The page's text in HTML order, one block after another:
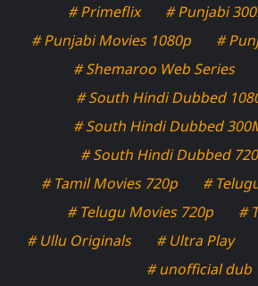
# Primeflix
# Punjabi
# Punjabi Movies 1080p
#
# Shemaroo Web Series
# South Hindi Dubbed
# South Hindi Dubbed
# South Hindi Dubbed
# Tamil Movies 720p
#
# Telugu Movies 720p
#
# Ullu Originals
# Ultra Play
# unofficial dub